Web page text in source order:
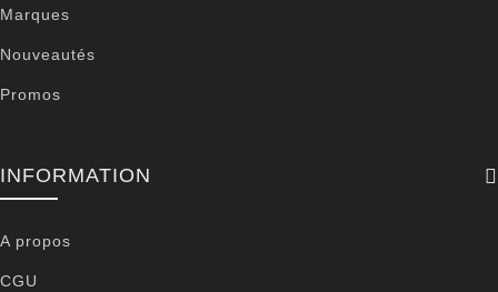
Marques
Nouveautés
Promos
INFORMATION
A propos
CGU